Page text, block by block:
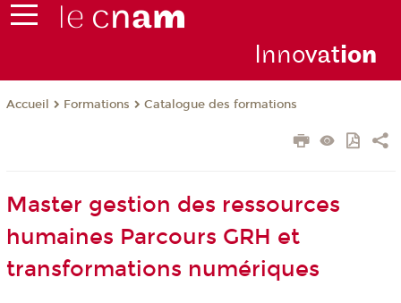
Innovation
Accueil Formations Catalogue des formations
Master gestion des ressources
humaines Parcours GRH et
transformations numériques